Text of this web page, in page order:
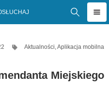
Aktualności,Aplikacja mobilna
Miejskiego